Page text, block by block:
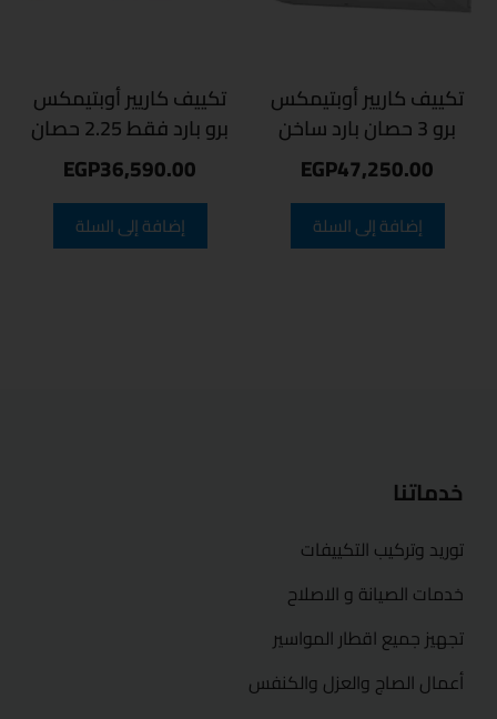
تكييف كاريير أوبتيمكس
برو 3 حصان بارد ساخن
EGP47,250.00
إضافة إلى السلة
تكييف كاريير أوبتيمكس
برو بارد فقط 2.25 حصان
EGP36,590.00
إضافة إلى السلة
خدماتنا
توريد وتركيب التكييفات
خدمات الصيانة و الاصلاح
تجهيز جميع اقطار المواسير
أعمال الصاج والعزل والكنفس